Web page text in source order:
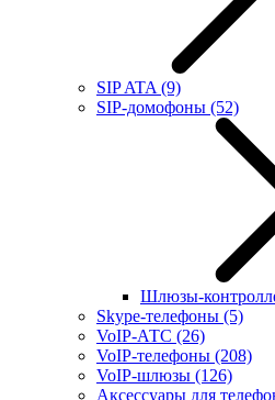
SIP ATA (9)
SIP-домофоны (52)
Шлюзы-
Skype-телефоны (5)
VoIP-АТС (26)
VoIP-телефоны (208)
VoIP-шлюзы (126)
Аксессуары для